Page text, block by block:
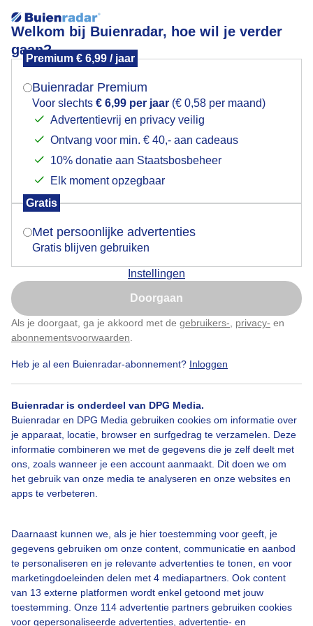
Welkom bij Buienradar, hoe wil je verder
gaan?
Premium € 6,99 / jaar
Buienradar Premium
Voor slechts € 6,99 per jaar (€ 0,58 per maand)
Advertentievrij en privacy veilig
Ontvang voor min. € 40,- aan cadeaus
10% donatie aan Staatsbosbeheer
Elk moment opzegbaar
Gratis
Met persoonlijke advertenties
Gratis blijven gebruiken
Instellingen
Doorgaan
Als je doorgaat, ga je akkoord met de gebruikers- privacy- en
abonnementsvoorwaarden
Heb je al een Buienradar-abonnement? Inloggen
Buienradar is onderdeel van DPG Media.
Buienradar en DPG Media gebruiken cookies om informatie over
je apparaat, locatie, browser en surfgedrag te verzamelen. Deze
informatie combineren we met de gegevens die je zelf deelt met
ons, zoals wanneer je een account aanmaakt. Dit doen we om
het gebruik van onze media te analyseren en onze websites en
apps te verbeteren.
Daarnaast kunnen we, als je hier toestemming voor geeft, je
gegevens gebruiken om onze content, communicatie en aanbod
te personaliseren en je relevante advertenties te tonen, en voor
marketingdoeleinden delen met 4 mediapartners. Ook content
van 13 externe platformen wordt enkel getoond met jouw
toestemming. Onze 114 advertentie partners gebruiken cookies
voor gepersonaliseerde advertenties, advertentie- en
Een moment geduld aub...
Een moment geduld aub...
Over Buienradar
Veelgestelde vragen
Contact
Toegankelijkheid
Gebruikersvoorwaarden
Privacy beleid
Cookie beleid
Privacy instellingen
Mogen we je locatie gebruiken voor het
Indien je hier nog geen akkoord op hebt gegeven,
verschijnt er zo een pop-up uit je browser waarin
Is goed, toon de popup
Nu niet, misschien later
Klik hierom dit aan te passen